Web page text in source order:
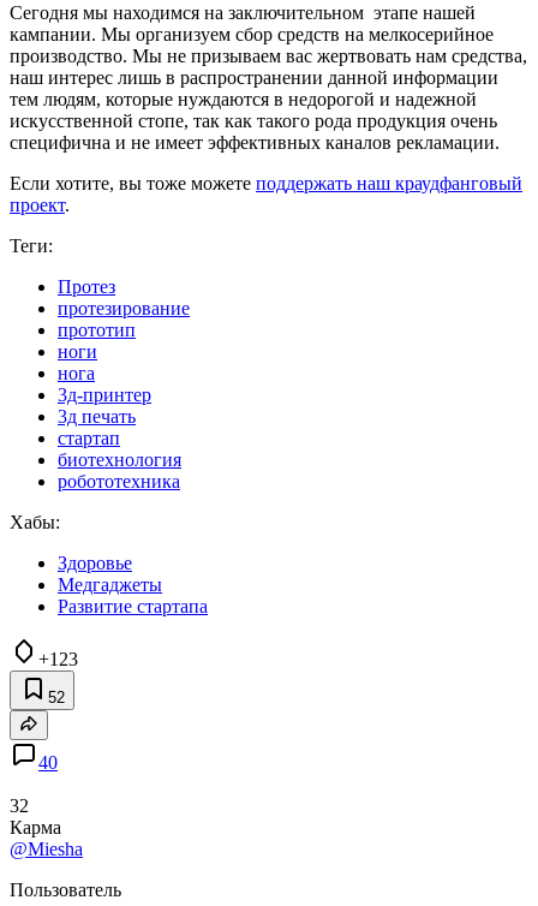
Сегодня мы находимся на заключительном этапе нашей
кампании. Мы организуем сбор средств на мелкосерийное
производство. Мы не призываем вас жертвовать нам средства,
наш интерес лишь в распространении данной информации
тем людям, которые нуждаются в недорогой и надежной
искусственной стопе, так как такого рода продукция очень
специфична и не имеет эффективных каналов рекламации.
Если хотите, вы тоже можете поддержать наш краудфанговый
проект.
Теги:
Протез
протезирование
прототип
ноги
нога
3д-принтер
3д печать
стартап
биотехнология
робототехника
Хабы:
Здоровье
Медгаджеты
Развитие стартапа
+123
52
40
32
Карма
@Miesha
Пользователь